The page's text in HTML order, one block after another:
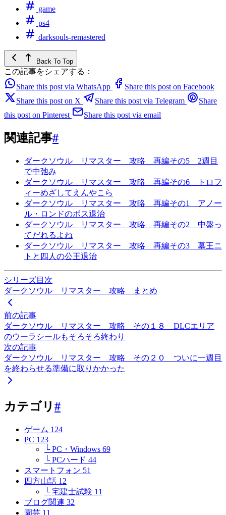
game
ps4
darksouls-remastered
Back To Top
この記事をシェアする：
Share this post via WhatsApp
Share this post on Facebook
Share this post on X
Share this post via Telegram
Share
this post on Pinterest
Share this post via email
関連記事#
ダークソウル リマスター 攻略 再編その5 2週目
で中弛み
ダークソウル リマスター 攻略 再編その6 トロフ
ィーめざしてえんやこら
ダークソウル リマスター 攻略 再編その1 アノー
ル・ロンドのボス退治
ダークソウル リマスター 攻略 再編その2 中盤っ
てだれるよね
ダークソウル リマスター 攻略 再編その3 墓王ニ
トと四人の公王退治
シリーズ目次
ダークソウル リマスター 攻略 まとめ
前の記事
ダークソウル リマスター 攻略 その１８ DLCエリア
のウーラシールもそろそろ終わり
次の記事
ダークソウル リマスター 攻略 その２０ ついに一週目
を終わらせる準備に取りかかった
カテゴリ #
ゲーム 124
PC 123
└ PC・Windows 69
└ PCハード 44
スマートフォン 51
四方山話 12
└ 宅建士試験 11
ブログ関連 32
園芸 11